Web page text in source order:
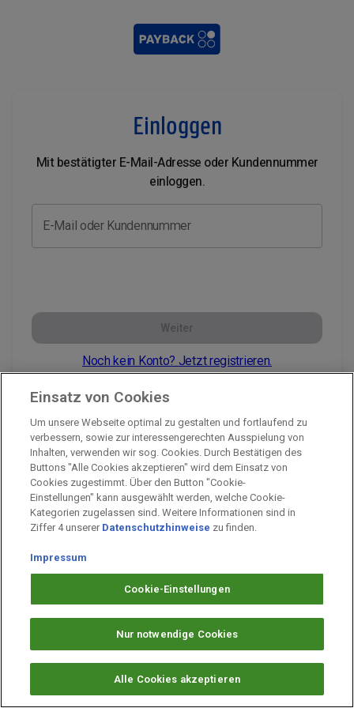
Einloggen
Mit bestätigter E-Mail-Adresse oder Kundennummer
einloggen.
E-Mail oder Kundennummer
Weiter
Noch kein Konto? Jetzt registrieren.
Impressum
Unternehmen
Arbeiten bei PAYBACK
Fragen & Hilfe
Datenschutz
Cookie-Einstellungen
Einsatz von Cookies
Um unsere Webseite optimal zu gestalten und fortlaufend zu
verbessern, sowie zur interessengerechten Ausspielung von
Inhalten, verwenden wir sog. Cookies. Durch Bestätigen des
Buttons "Alle Cookies akzeptieren" wird dem Einsatz von
Cookies zugestimmt. Über den Button "Cookie-
Einstellungen" kann ausgewählt werden, welche Cookie-
Kategorien zugelassen sind. Weitere Informationen sind in
Ziffer 4 unserer Datenschutzhinweise zu finden.
Impressum
Cookie-Einstellungen
Nur notwendige Cookies
Alle Cookies akzeptieren